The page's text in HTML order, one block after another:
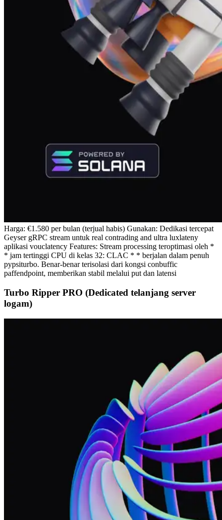
Harga: €1.580 per bulan (terjual habis) Gunakan: Dedikasi tercepat
Geyser gRPC stream untuk real contrading and ultra luxlateny
aplikasi vouclatency Features: Stream processing teroptimasi oleh *
* jam tertinggi CPU di kelas 32: CLAC * * berjalan dalam penuh
pypsiturbo. Benar-benar terisolasi dari kongsi conbuffic
paffendpoint, memberikan stabil melalui put dan latensi
Turbo Ripper PRO (Dedicated telanjang server
logam)